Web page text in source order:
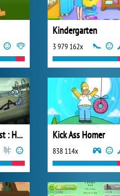
Kindergarten
3 979 162x
Troll Face Quest : Horror 2 Kick Ass Homer
838 114x